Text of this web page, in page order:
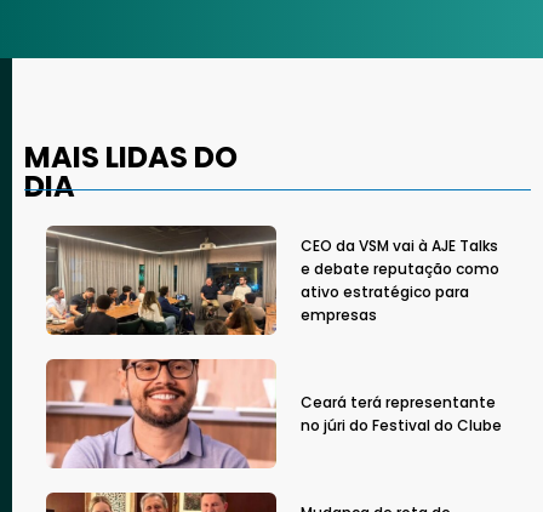
MAIS LIDAS DO
DIA
CEO da VSM vai à AJE Talks
e debate reputação como
ativo estratégico para
empresas
Ceará terá representante
no júri do Festival do Clube